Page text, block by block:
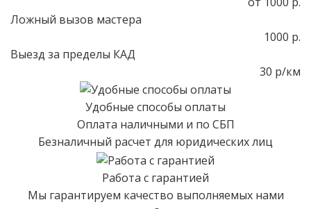
Ложный вызов мастера
1000 р.
Выезд за пределы КАД
30 р/км
Удобные способы оплаты
Оплата наличными и по СБП
Безналичный расчет для юридических лиц
Работа с гарантией
Мы гарантируем качество выполняемых нами